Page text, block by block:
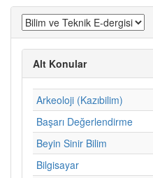
Alt Konular
Arkeoloji (Kazıbilim)
Başarı Değerlendirme
Beyin Sinir Bilim
Bilgisayar